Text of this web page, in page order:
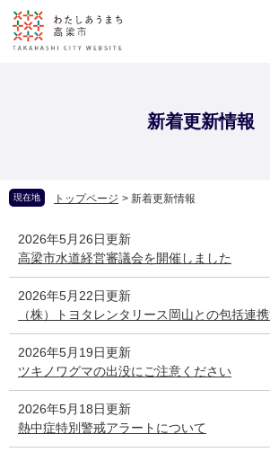
新着更新情報
現在地 トップページ > 新着更新情報
2026年5月26日更新
高梁市水道経営審議会を開催しました
2026年5月22日更新
（株）トヨタレンタリース岡山との包括連
2026年5月19日更新
ツキノワグマの出没にご注意ください
2026年5月18日更新
熱中症特別警戒アラートについて